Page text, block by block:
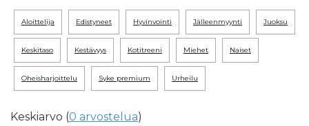
aloittelija edistyneet hyvinvointi jälleenmyynti juoksu
keskitaso kestävyys kotitreeni miehet naiset
oheisharjoittelu syke premium urheilu
Keskiarvo (0 arvostelua)